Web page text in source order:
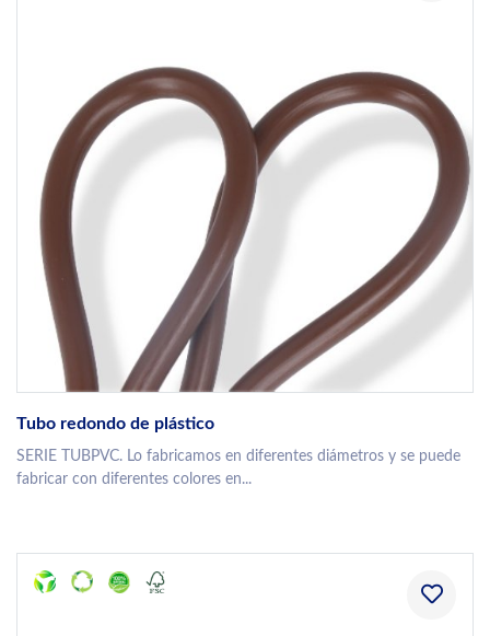
Tubo redondo de plástico
SERIE TUBPVC. Lo fabricamos en diferentes diámetros y se puede
fabricar con diferentes colores en...